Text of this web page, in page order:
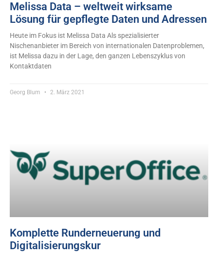
Melissa Data – weltweit wirksame
Lösung für gepflegte Daten und Adressen
Heute im Fokus ist Melissa Data Als spezialisierter
Nischenanbieter im Bereich von internationalen Datenproblemen,
ist Melissa dazu in der Lage, den ganzen Lebenszyklus von
Kontaktdaten
Georg Blum 2. März 2021
Komplette Runderneuerung und
Digitalisierungskur